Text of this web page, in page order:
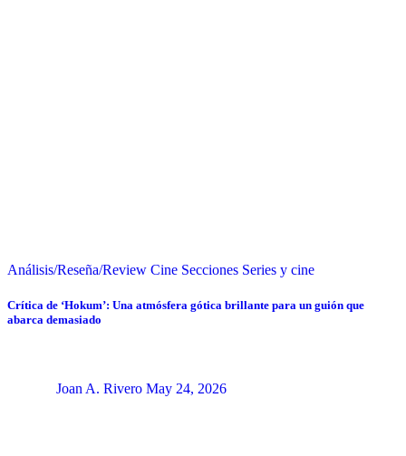
Análisis/Reseña/Review Cine Secciones Series y cine
Crítica de ‘Hokum’: Una atmósfera gótica brillante para un guión que
abarca demasiado
Joan A. Rivero May 24, 2026